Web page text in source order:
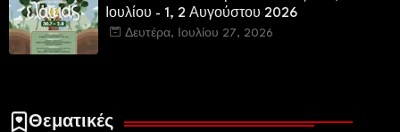
Ιουλίου - 1, 2 Αυγούστου 2026
Δευτέρα, Ιουλίου 27, 2026
Θεματικές